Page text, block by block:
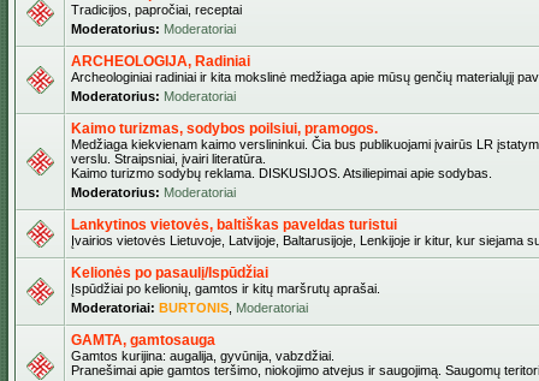
Tradicijos, papročiai, receptai
Moderatorius: Moderatoriai
ARCHEOLOGIJA, Radiniai
Archeologiniai radiniai ir kita mokslinė medžiaga apie mūsų genčių materialųjį
Moderatorius: Moderatoriai
Kaimo turizmas, sodybos poilsiui, pramogos.
Medžiaga kiekvienam kaimo verslininkui. Čia bus publikuojami įvairūs LR
verslu. Straipsniai, įvairi literatūra.
Kaimo turizmo sodybų reklama. DISKUSIJOS. Atsiliepimai apie sodybas.
Moderatorius: Moderatoriai
Lankytinos vietovės, baltiškas paveldas turistui
Įvairios vietovės Lietuvoje, Latvijoje, Baltarusijoje, Lenkijoje ir kitur, kur siejama
Kelionės po pasaulį/Ispūdžiai
Įspūdžiai po kelionių, gamtos ir kitų maršrutų aprašai.
Moderatoriai: BURTONIS Moderatoriai
GAMTA, gamtosauga
Gamtos kurijina: augalija, gyvūnija, vabzdžiai.
Pranešimai apie gamtos teršimo, niokojimo atvejus ir saugojimą. Saugomų